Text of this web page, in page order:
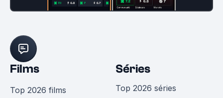
Films
Top 2026 films
Séries
Top 2026 séries